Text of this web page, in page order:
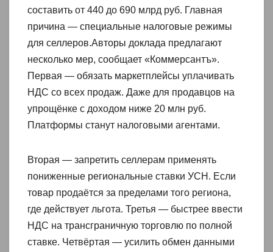
составить от 440 до 690 млрд руб. Главная
причина — специальные налоговые режимы
для селлеров.Авторы доклада предлагают
несколько мер, сообщает «Коммерсантъ».
Первая — обязать маркетплейсы уплачивать
НДС со всех продаж. Даже для продавцов на
упрощёнке с доходом ниже 20 млн руб.
Платформы станут налоговыми агентами.
Вторая — запретить селлерам применять
пониженные региональные ставки УСН. Если
товар продаётся за пределами того региона,
где действует льгота. Третья — быстрее ввести
НДС на трансграничную торговлю по полной
ставке. Четвёртая — усилить обмен данными